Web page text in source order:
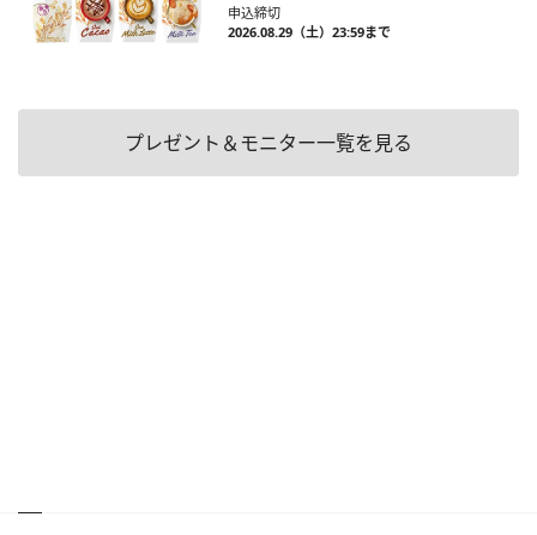
申込締切
2026.08.29（土）23:59まで
プレゼント＆モニター一覧を見る